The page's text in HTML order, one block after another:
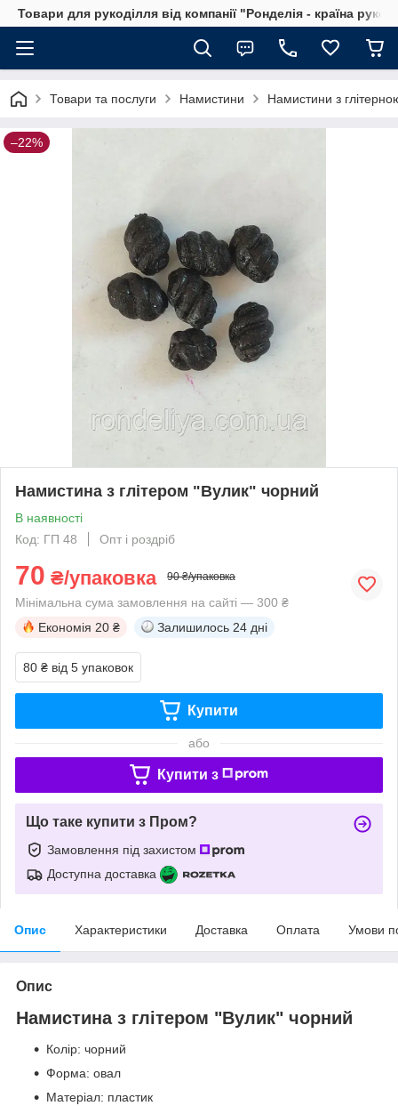
Товари для рукоділля від компанії "Ронделія - країна
Товари та послуги Намистини Намистини з
–22%
Намистина з глітером "Вулик" чорний
В наявності
Код: ГП 48
Опт і роздріб
70 ₴/упаковка 90 ₴/упаковка
Мінімальна сума замовлення на сайті — 300 ₴
Економія 20 ₴ Залишилось 24 дні
80 ₴ від 5 упаковок
Купити
або
Купити з
Що таке купити з Пром?
Замовлення під захистом
Доступна доставка
Опис Характеристики Доставка Оплата Умови
Опис
Намистина з глітером "Вулик" чорний
Колір: чорний
Форма: овал
Матеріал: пластик